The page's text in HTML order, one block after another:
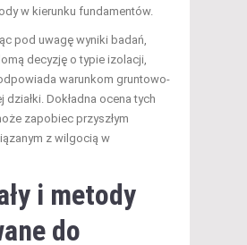
w kierunku fundamentów.
pod uwagę wyniki badań,
decyzję o typie izolacji,
warunkom gruntowo-
Dokładna ocena tych
zapobiec przyszłym
z wilgocią w
i metody
do